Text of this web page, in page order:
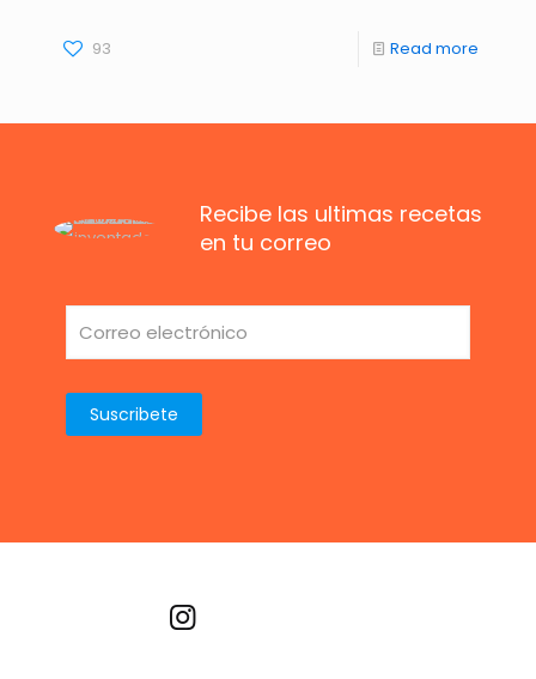
93 Read more
Recibe las ultimas recetas
en tu correo